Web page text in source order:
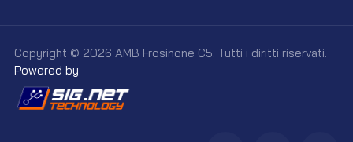
Copyright © 2026 AMB Frosinone C5. Tutti i diritti riservati.
Powered by